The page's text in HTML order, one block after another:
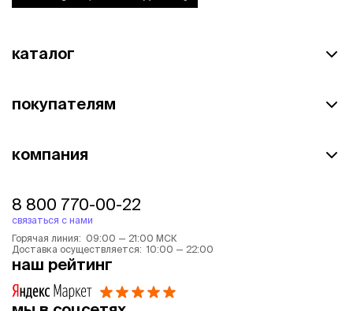
каталог
покупателям
компания
8 800 770-00-22
связаться с нами
Горячая линия: 09:00 — 21:00 МСК
Доставка осуществляется: 10:00 — 22:00
наш рейтинг